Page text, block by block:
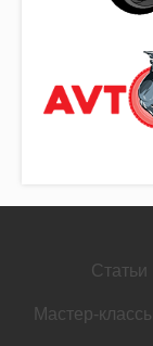
Статьи
Мастер-классы